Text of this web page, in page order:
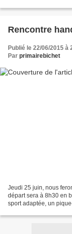
Rencontre
Publié le 22/06/2015 à
Par primairebichet
Jeudi 25 juin, nous
départ sera à 8h30 en
sport adaptée, un